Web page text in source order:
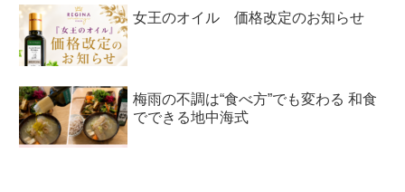
女王のオイル 価格改定のお知らせ
梅雨の不調は“食べ方”でも変わる 和食
でできる地中海式